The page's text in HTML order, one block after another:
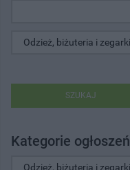
SZUKAJ
Kategorie ogłoszeń